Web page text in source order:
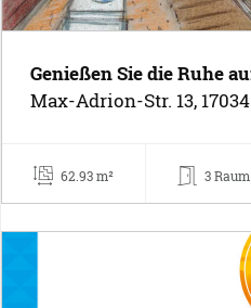
Genießen Sie die Ruhe
Max-Adrion-Str. 13,
62.93 m² 3